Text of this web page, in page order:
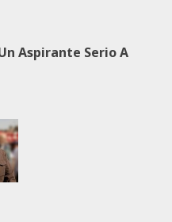
Aspirante Serio A